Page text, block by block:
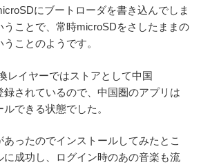
にブートローダを書き込んでしま
うことで、常時microSDをさしたままの
ことのようです。
レイヤーではストアとして中国
録されているので、中国圏のアプリは
できる状態でした。
あったのでインストールしてみたとこ
に成功し、ログイン時のあの音楽も流